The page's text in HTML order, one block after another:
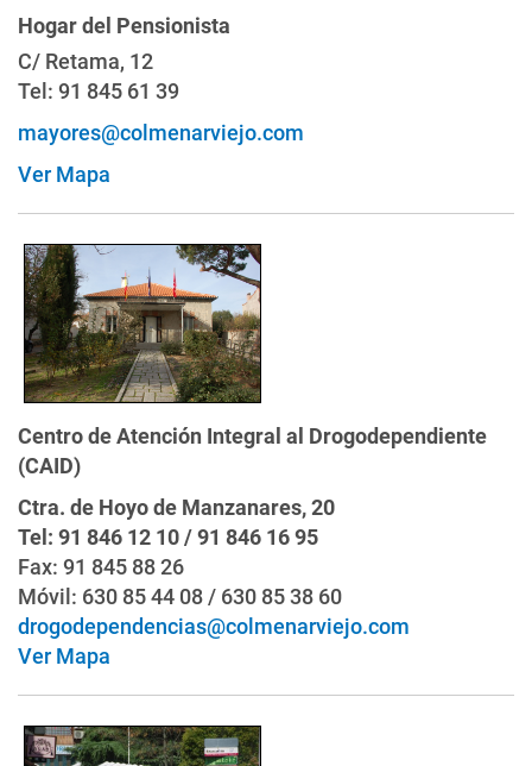
Hogar del Pensionista
C/ Retama, 12
Tel: 91 845 61 39
mayores@colmenarviejo.com
Ver Mapa
Centro de Atención Integral al Drogodependiente
(CAID)
Ctra. de Hoyo de Manzanares, 20
Tel: 91 846 12 10 / 91 846 16 95
Fax: 91 845 88 26
Móvil: 630 85 44 08 / 630 85 38 60
drogodependencias@colmenarviejo.com
Ver Mapa